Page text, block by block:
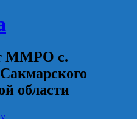
ММРО с.
области